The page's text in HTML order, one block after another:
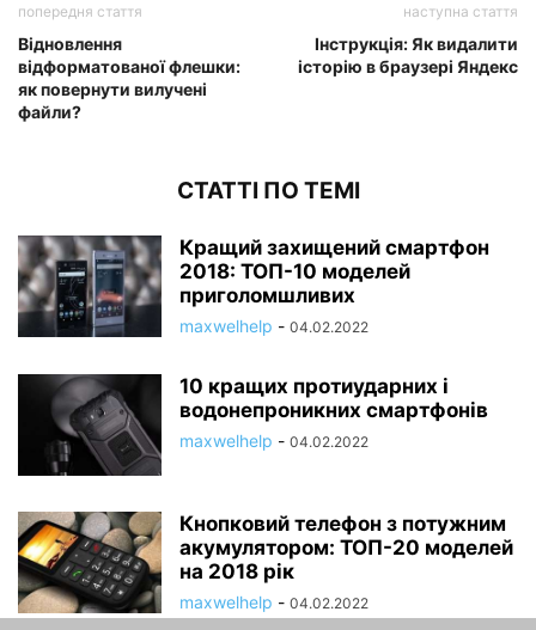
попередня стаття
Відновлення
відформатованої флешки:
як повернути вилучені
файли?
наступна стаття
Інструкція: Як видалити
історію в браузері Яндекс
СТАТТІ ПО ТЕМІ
Кращий захищений смартфон
2018: ТОП-10 моделей
приголомшливих
maxwelhelp - 04.02.2022
10 кращих протиударних і
водонепроникних смартфонів
maxwelhelp - 04.02.2022
Кнопковий телефон з потужним
акумулятором: ТОП-20 моделей
на 2018 рік
maxwelhelp - 04.02.2022